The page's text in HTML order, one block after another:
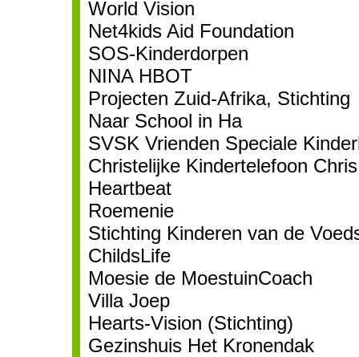
World Vision
Net4kids Aid Foundation
SOS-Kinderdorpen
NINA HBOT
Projecten Zuid-Afrika, Stichting
Naar School in Ha
SVSK Vrienden Speciale
Christelijke Kindertelefoon Chris
Heartbeat
Roemenie
Stichting Kinderen van de
ChildsLife
Moesie de MoestuinCoach
Villa Joep
Hearts-Vision (Stichting)
Gezinshuis Het Kronendak